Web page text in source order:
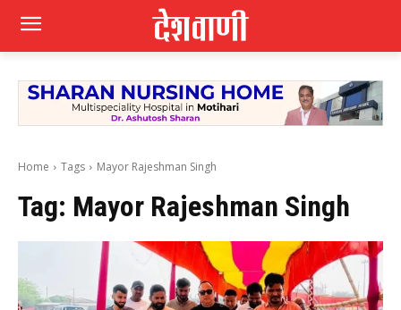
Home Tags Mayor Rajeshman Singh
Tag: Mayor Rajeshman Singh